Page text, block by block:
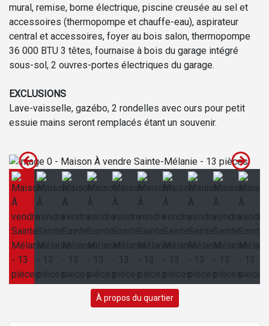
mural, remise, borne électrique, piscine creusée au sel et
accessoires (thermopompe et chauffe-eau), aspirateur
central et accessoires, foyer au bois salon, thermopompe
36 000 BTU 3 têtes, fournaise à bois du garage intégré
sous-sol, 2 ouvres-portes électriques du garage.
EXCLUSIONS
Lave-vaisselle, gazébo, 2 rondelles avec ours pour petit
essuie mains seront remplacés étant un souvenir.
À propos du quartier